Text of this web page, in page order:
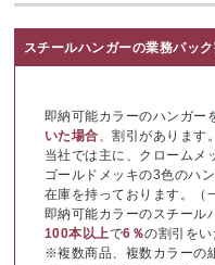
スチールハンガーの業務パッ
即納可能カラーのハンガー
いた場合、割引があります。
当社では主に、クロームメ
ゴールドメッキの3色のハ
在庫を持っております。（
即納可能カラーのスチール
100本以上で6％の割引をい
※複数商品、複数カラーの